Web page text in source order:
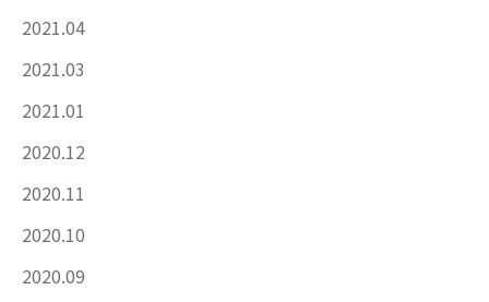
2021.04
2021.03
2021.01
2020.12
2020.11
2020.10
2020.09